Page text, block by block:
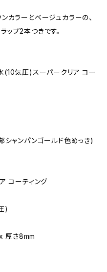
カラーとベージュカラーの、
ップ2本つきです。
(10気圧)スーパークリア コー
ャンパンゴールド色めっき)
コーティング
)
厚さ8mm